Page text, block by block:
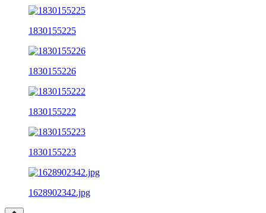
1830155225
1830155226
1830155222
1830155223
1628902342.jpg